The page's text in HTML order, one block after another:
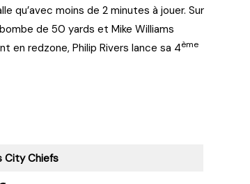
qu’avec moins de 2 minutes à jouer. Sur
de 50 yards et Mike Williams
en redzone, Philip Rivers lance sa 4ème
City Chiefs